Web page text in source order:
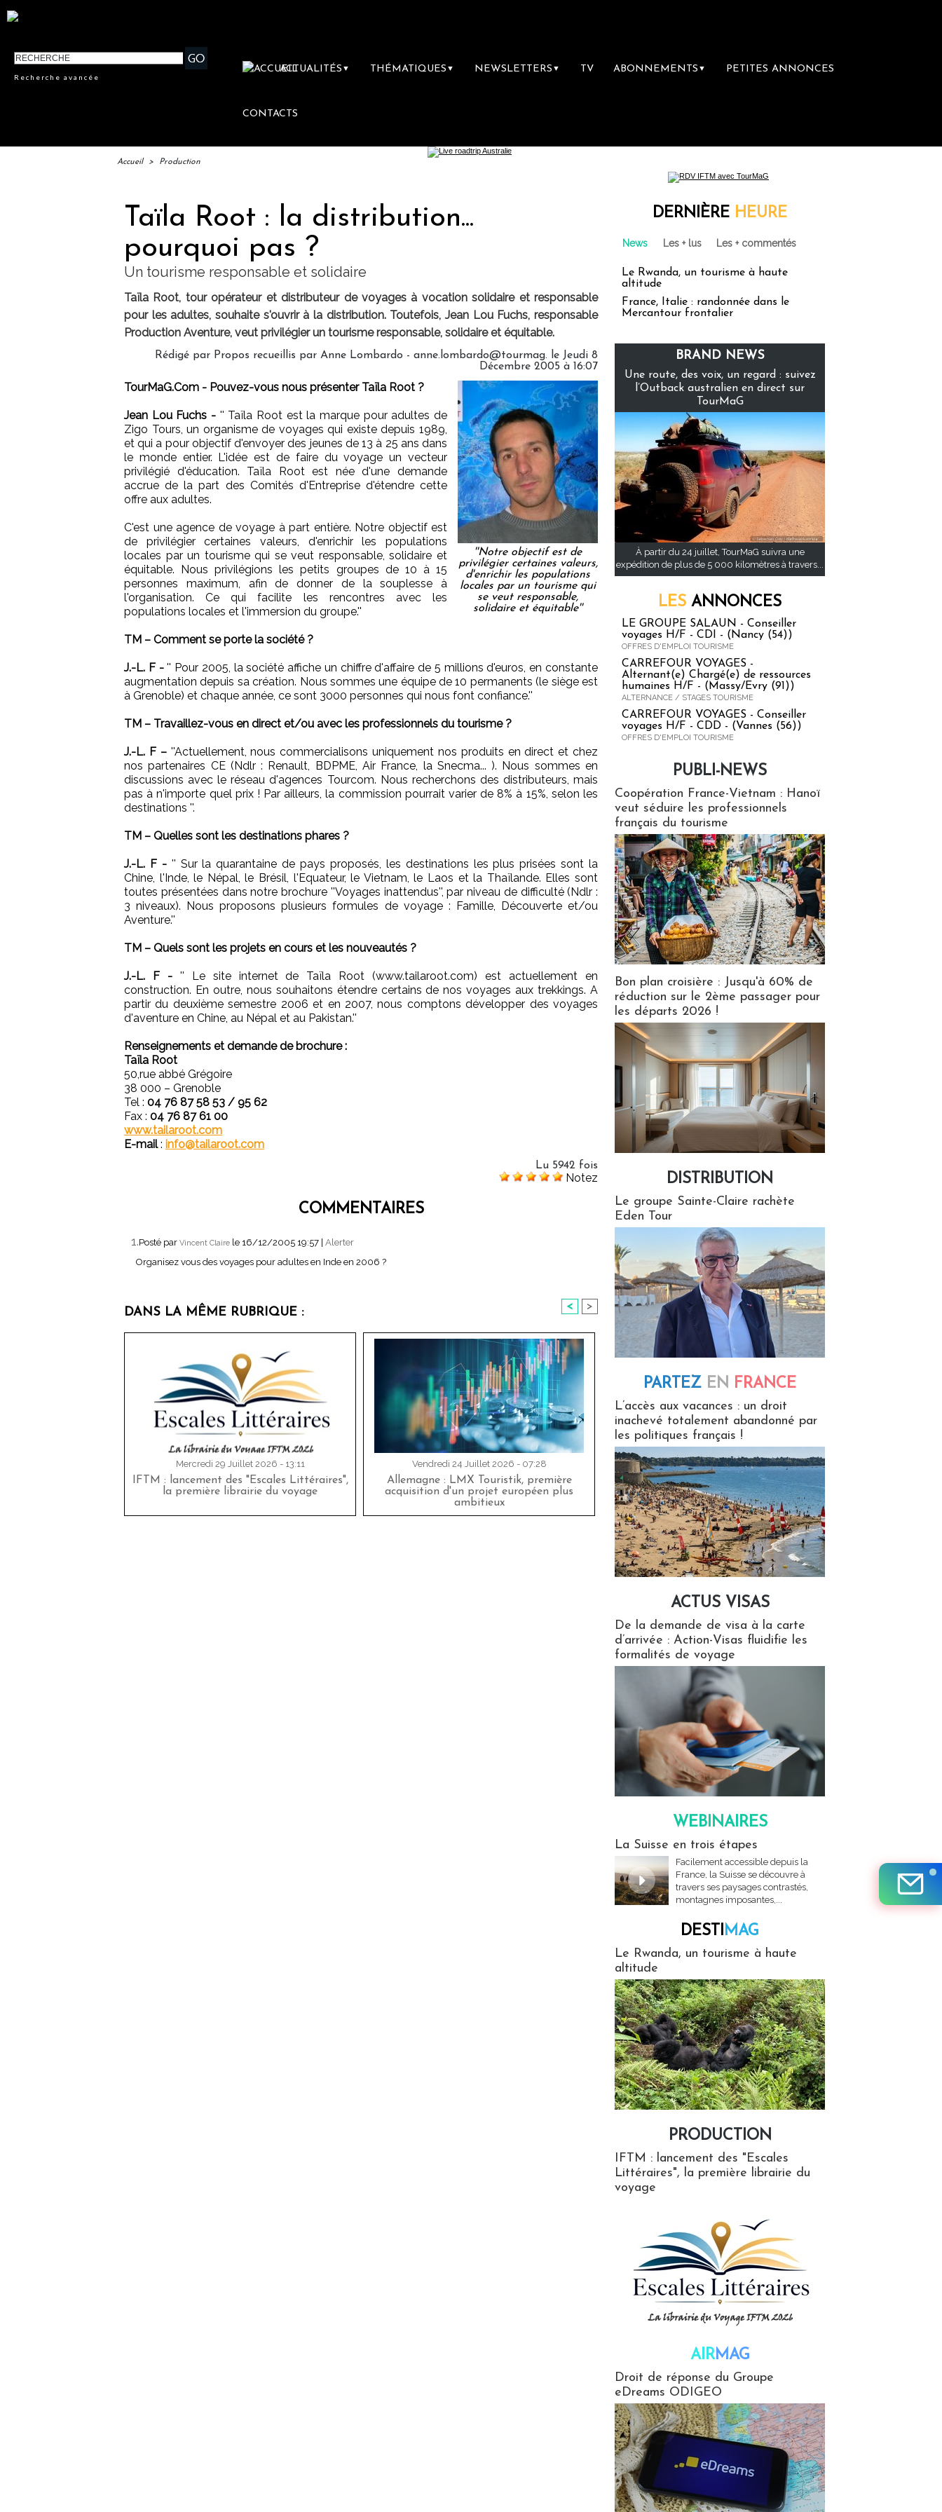
Recherche avancée
ACTUALITÉS ▼ THÉMATIQUES ▼ NEWSLETTERS ▼ TV ABONNEMENTS ▼ PETITES ANNONCES
CONTACTS
Accueil > Production
Taïla Root : la distribution...
pourquoi pas ?
Un tourisme responsable et solidaire
Taïla Root, tour opérateur et distributeur de voyages à vocation solidaire et responsable
pour les adultes, souhaite s'ouvrir à la distribution. Toutefois, Jean Lou Fuchs, responsable
Production Aventure, veut privilégier un tourisme responsable, solidaire et équitable.
Rédigé par Propos recueillis par Anne Lombardo - anne.lombardo@tourmag. le Jeudi 8
Décembre 2005 à 16:07
''Notre objectif est de
privilégier certaines valeurs,
d'enrichir les populations
locales par un tourisme qui
se veut responsable,
solidaire et équitable''
TourMaG.Com - Pouvez-vous nous présenter Taïla Root ?
Jean Lou Fuchs - '' Taïla Root est la marque pour adultes de
Zigo Tours, un organisme de voyages qui existe depuis 1989,
et qui a pour objectif d'envoyer des jeunes de 13 à 25 ans dans
le monde entier. L'idée est de faire du voyage un vecteur
privilégié d'éducation. Taïla Root est née d'une demande
accrue de la part des Comités d'Entreprise d'étendre cette
offre aux adultes.
C'est une agence de voyage à part entière. Notre objectif est
de privilégier certaines valeurs, d'enrichir les populations
locales par un tourisme qui se veut responsable, solidaire et
équitable. Nous privilégions les petits groupes de 10 à 15
personnes maximum, afin de donner de la souplesse à
l'organisation. Ce qui facilite les rencontres avec les
populations locales et l'immersion du groupe.''
TM – Comment se porte la société ?
J.-L. F -'' Pour 2005, la société affiche un chiffre d'affaire de 5 millions d'euros, en constante
augmentation depuis sa création. Nous sommes une équipe de 10 permanents (le siège est
à Grenoble) et chaque année, ce sont 3000 personnes qui nous font confiance.''
TM – Travaillez-vous en direct et/ou avec les professionnels du tourisme ?
J.-L. F –''Actuellement, nous commercialisons uniquement nos produits en direct et chez
nos partenaires CE (Ndlr : Renault, BDPME, Air France, la Snecma... ). Nous sommes en
discussions avec le réseau d'agences Tourcom. Nous recherchons des distributeurs, mais
pas à n'importe quel prix ! Par ailleurs, la commission pourrait varier de 8% à 15%, selon les
destinations ''.
TM – Quelles sont les destinations phares ?
J.-L. F -'' Sur la quarantaine de pays proposés, les destinations les plus prisées sont la
Chine, l'Inde, le Népal, le Brésil, l'Equateur, le Vietnam, le Laos et la Thaïlande. Elles sont
toutes présentées dans notre brochure ''Voyages inattendus'', par niveau de difficulté (Ndlr :
3 niveaux). Nous proposons plusieurs formules de voyage : Famille, Découverte et/ou
Aventure.''
TM – Quels sont les projets en cours et les nouveautés ?
J.-L. F -'' Le site internet de Taïla Root (www.tailaroot.com) est actuellement en
construction. En outre, nous souhaitons étendre certains de nos voyages aux trekkings. A
partir du deuxième semestre 2006 et en 2007, nous comptons développer des voyages
d'aventure en Chine, au Népal et au Pakistan.''
Renseignements et demande de brochure :
Taïla Root
50,rue abbé Grégoire
38 000 – Grenoble
Tel : 04 76 87 58 53 / 95 62
Fax : 04 76 87 61 00
www.tailaroot.com
E-mail: info@tailaroot.com
Lu 5942 fois
Notez
COMMENTAIRES
1.Posté par Vincent Claire le 16/12/2005 19:57 Alerter
Organisez vous des voyages pour adultes en Inde en 2006 ?
DANS LA MÊME RUBRIQUE : < >
Mercredi 29 Juillet 2026 - 13:11
IFTM : lancement des "Escales Littéraires",
la première librairie du voyage
Vendredi 24 Juillet 2026 - 07:28
Allemagne : LMX Touristik, première
acquisition d'un projet européen plus
ambitieux
DERNIÈRE HEURE
News Les + lus Les + commentés
Le Rwanda, un tourisme à haute
altitude
France, Italie : randonnée dans le
Mercantour frontalier
BRAND NEWS
Une route, des voix, un regard : suivez
l’Outback australien en direct sur
TourMaG
À partir du 24 juillet, TourMaG suivra une
expédition de plus de 5 000 kilomètres à travers...
LES ANNONCES
LE GROUPE SALAUN - Conseiller
voyages H/F - CDI - (Nancy (54))
OFFRES D'EMPLOI TOURISME
CARREFOUR VOYAGES -
Alternant(e) Chargé(e) de ressources
humaines H/F - (Massy/Evry (91))
ALTERNANCE / STAGES TOURISME
CARREFOUR VOYAGES - Conseiller
voyages H/F - CDD - (Vannes (56))
OFFRES D'EMPLOI TOURISME
PUBLI-NEWS
Coopération France-Vietnam : Hanoï
veut séduire les professionnels
français du tourisme
Bon plan croisière : Jusqu'à 60% de
réduction sur le 2ème passager pour
les départs 2026 !
DISTRIBUTION
Le groupe Sainte-Claire rachète
Eden Tour
PARTEZ EN FRANCE
L’accès aux vacances : un droit
inachevé totalement abandonné par
les politiques français !
ACTUS VISAS
De la demande de visa à la carte
d’arrivée : Action-Visas fluidifie les
formalités de voyage
WEBINAIRES
La Suisse en trois étapes
Facilement accessible depuis la
France, la Suisse se découvre à
travers ses paysages contrastés,
montagnes imposantes,...
DESTIMAG
Le Rwanda, un tourisme à haute
altitude
PRODUCTION
IFTM : lancement des "Escales
Littéraires", la première librairie du
voyage
AIRMAG
Droit de réponse du Groupe
eDreams ODIGEO